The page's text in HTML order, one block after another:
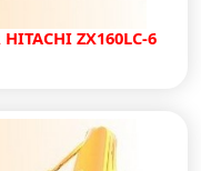
HITACHI ZX160LC-6